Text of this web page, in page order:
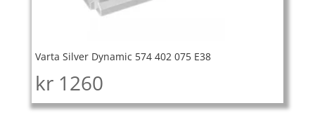
Varta Silver Dynamic 574 402 075 E38
kr 1260